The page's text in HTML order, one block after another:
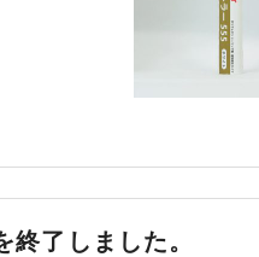
終了しました。